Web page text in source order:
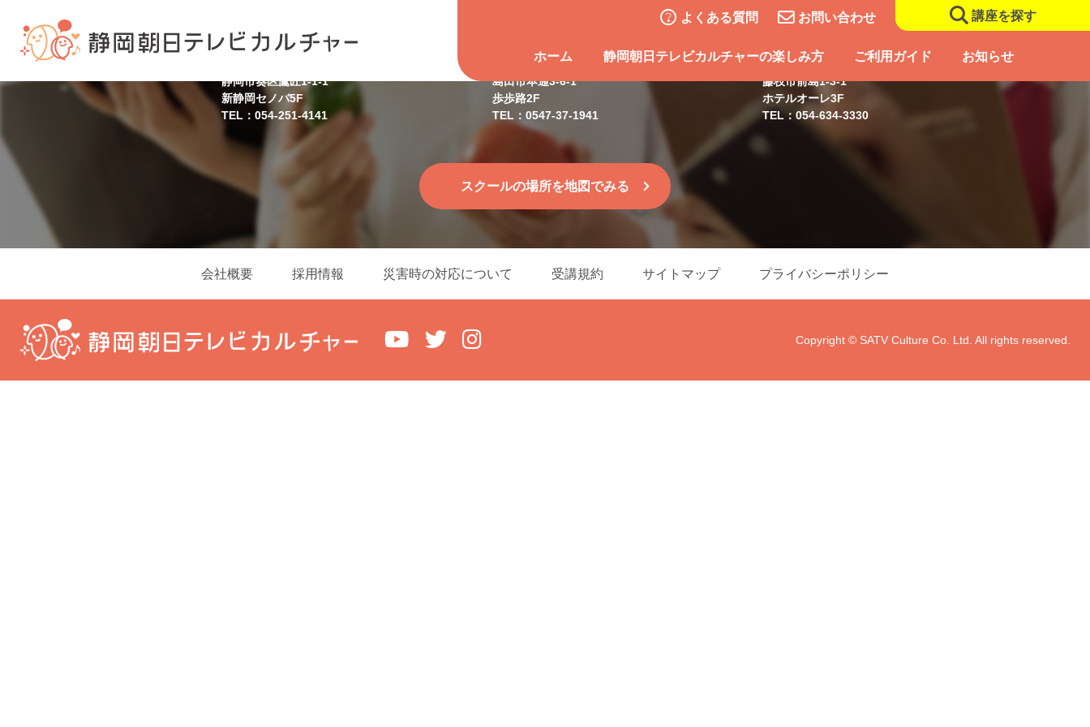
よくある質問 お問い合わせ 講座を探す
ホーム 静岡朝日テレビカルチャーの楽しみ方 ご利用ガイド お知らせ
静岡スクール
静岡市葵区鷹匠1-1-1
新静岡セノバ5F
TEL：054-251-4141
島田スクール
島田市本通3-6-1
歩歩路2F
TEL：0547-37-1941
藤枝スクール
藤枝市前島1-3-1
ホテルオーレ3F
TEL：054-634-3330
スクールの場所を地図でみる
会社概要 採用情報 災害時の対応について 受講規約 サイトマップ プライバシーポリシー
Copyright © SATV Culture Co. Ltd. All rights reserved.